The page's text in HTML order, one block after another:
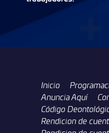
Inicio
Anuncia Aquí
Código
Rendicion de